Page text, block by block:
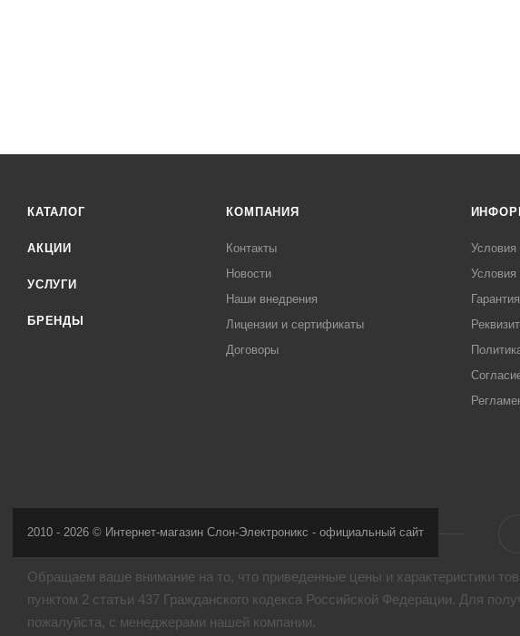
КАТАЛОГ
АКЦИИ
УСЛУГИ
БРЕНДЫ
КОМПАНИЯ
Контакты
Новости
Наши внедрения
Лицензии и сертификаты
Договоры
Условия
Условия
2010 - 2026 © Интернет-магазин Слон-Электроникс - официальный сайт
Обращаем ваше внимание на то, что приведенные цены и характеристики
пунктом 2 статьи 437 Гражданского кодекса Российской Федерации. Для
пожалуйста, с менеджерами нашей компании.